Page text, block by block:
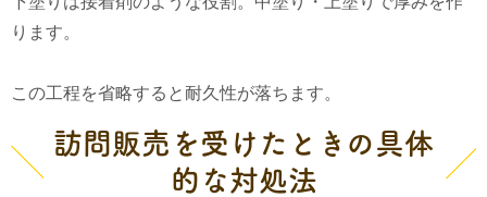
ります。
この工程を省略すると耐久性が落ちます。
訪問販売を受けたときの具体
的な対処法